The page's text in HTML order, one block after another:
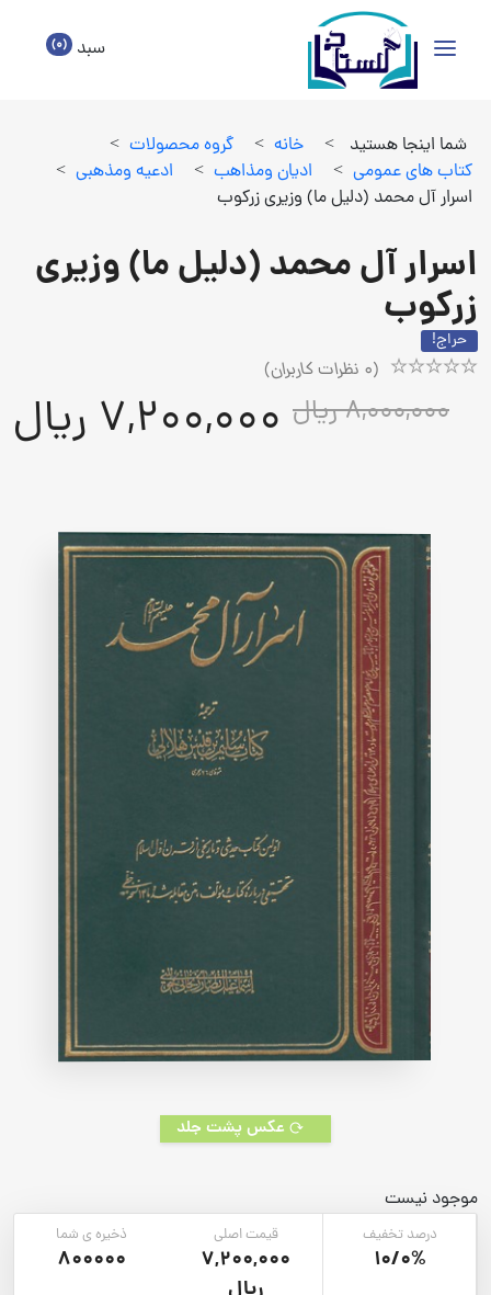
سبد (0)
شما اینجا هستید > خانه > گروه محصولات >
كتاب هاي عمومي > اديان ومذاهب > ادعيه ومذهبي >
اسرار آل محمد (دلیل ما) وزیری زرکوب
اسرار آل محمد (دلیل ما) وزیری
زرکوب
حراج!
5.00
(
0 نظرات کاربران)
8,000,000 ریال 7,200,000 ریال
عکس پشت جلد
موجود نیست
درصد تخفیف
10/0%
قیمت اصلی
7,200,000
ذخیره ی شما
800000